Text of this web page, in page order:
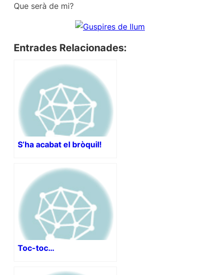
Que serà de mi?
Entrades Relacionades:
S’ha acabat el bròquil!
Toc-toc…